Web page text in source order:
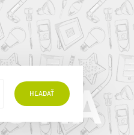
HĽADAŤ